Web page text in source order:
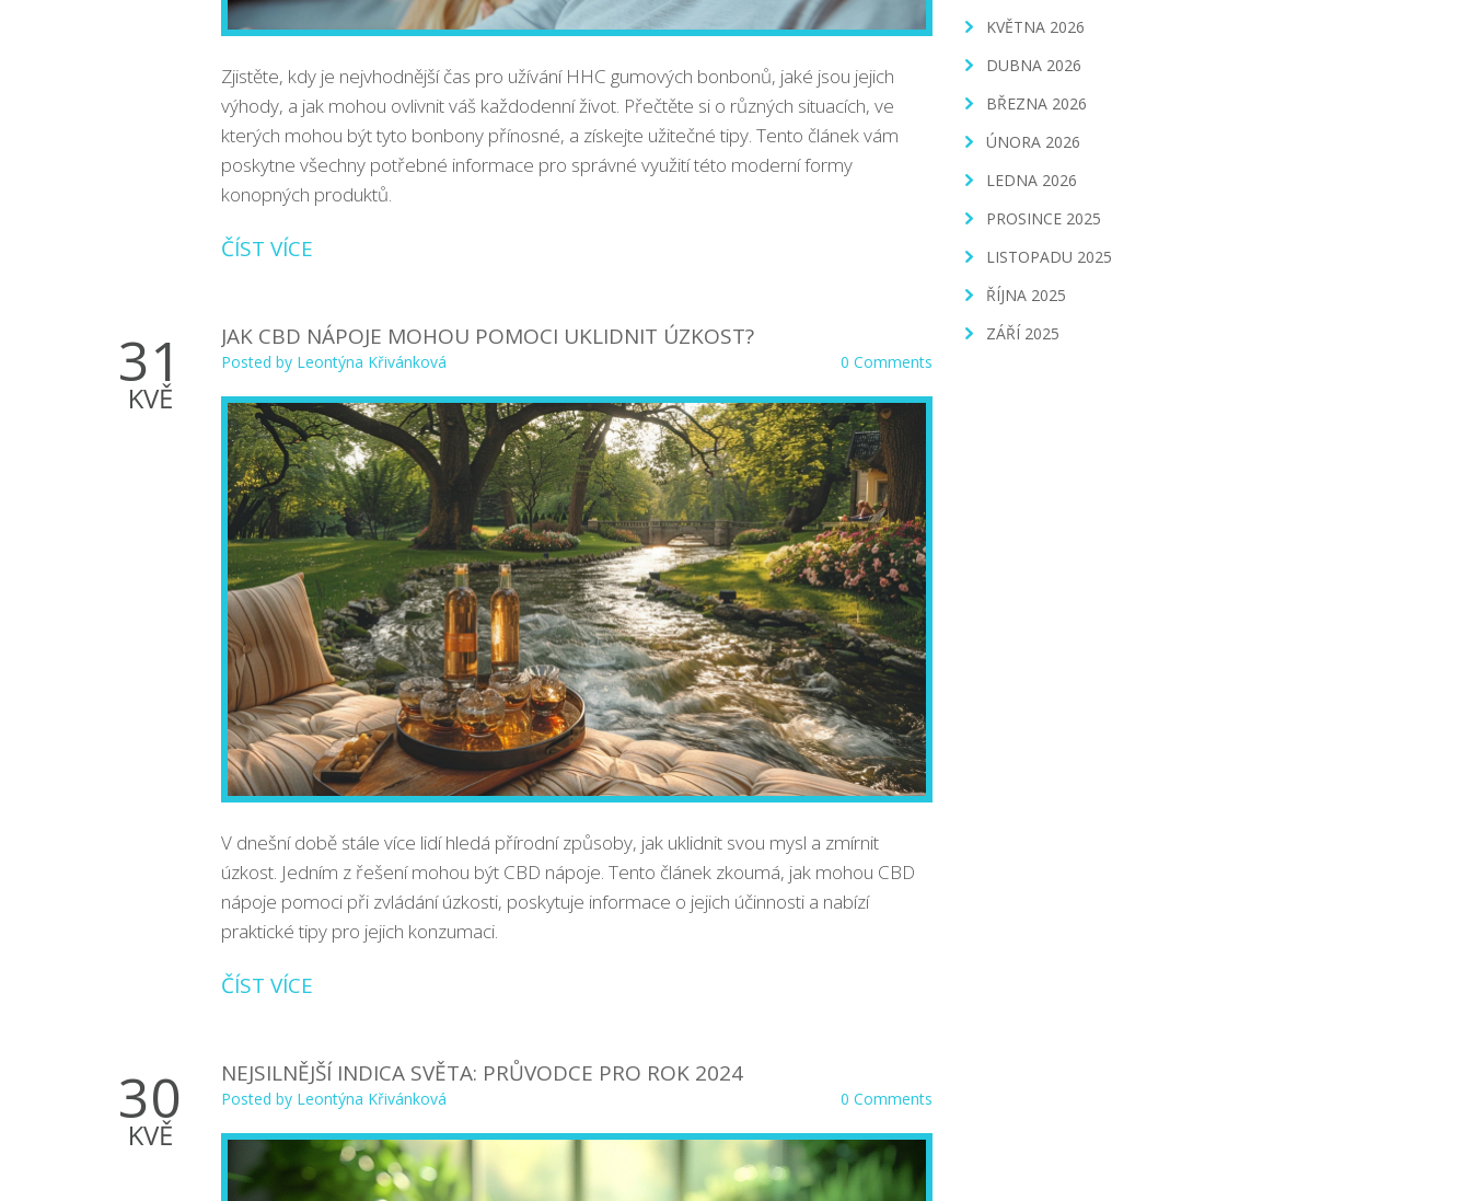
Zjistěte, kdy je nejvhodnější čas pro užívání HHC gumových bonbonů, jaké jsou jejich
výhody, a jak mohou ovlivnit váš každodenní život. Přečtěte si o různých situacích, ve
kterých mohou být tyto bonbony přínosné, a získejte užitečné tipy. Tento článek vám
poskytne všechny potřebné informace pro správné využití této moderní formy
konopných produktů.
ČÍST VÍCE
31
KVĚ
JAK CBD NÁPOJE MOHOU POMOCI UKLIDNIT ÚZKOST?
Posted by Leontýna Křivánková 0 Comments
V dnešní době stále více lidí hledá přírodní způsoby, jak uklidnit svou mysl a zmírnit
úzkost. Jedním z řešení mohou být CBD nápoje. Tento článek zkoumá, jak mohou CBD
nápoje pomoci při zvládání úzkosti, poskytuje informace o jejich účinnosti a nabízí
praktické tipy pro jejich konzumaci.
ČÍST VÍCE
30
KVĚ
NEJSILNĚJŠÍ INDICA SVĚTA: PRŮVODCE PRO ROK 2024
Posted by Leontýna Křivánková 0 Comments
KVĚTNA 2026
DUBNA 2026
BŘEZNA 2026
ÚNORA 2026
LEDNA 2026
PROSINCE 2025
LISTOPADU 2025
ŘÍJNA 2025
ZÁŘÍ 2025